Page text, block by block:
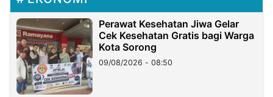
Perawat Kesehatan Jiwa Gelar
Cek Kesehatan Gratis bagi Warga
Kota Sorong
09/08/2026 - 08:50